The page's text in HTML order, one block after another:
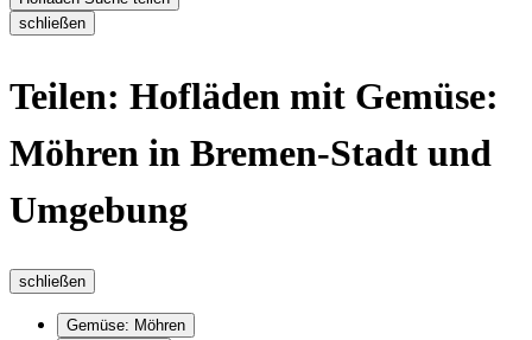
schließen
Teilen: Hofläden mit Gemüse:
Möhren in Bremen-Stadt und
Umgebung
schließen
Gemüse: Möhren